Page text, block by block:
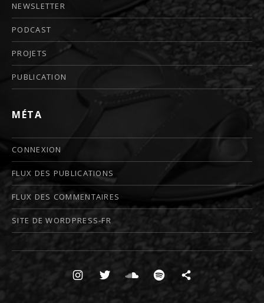
NEWSLETTER
PODCAST
PROJETS
PUBLICATION
MÉTA
CONNEXION
FLUX DES PUBLICATIONS
FLUX DES COMMENTAIRES
SITE DE WORDPRESS-FR
Boutons des médias sociaux
insta twittersoundcloud
spotifySubstack